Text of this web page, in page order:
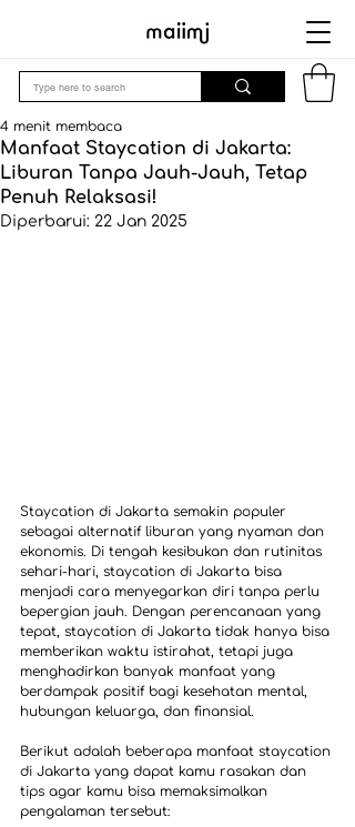
Manfaat Staycation di Jakarta:
Liburan Tanpa Jauh-Jauh, Tetap
Penuh Relaksasi!
4 menit membaca
Diperbarui: 22 Jan 2025
Staycation di Jakarta semakin populer
sebagai alternatif liburan yang nyaman dan
ekonomis. Di tengah kesibukan dan rutinitas
sehari-hari, staycation di Jakarta bisa
menjadi cara menyegarkan diri tanpa perlu
bepergian jauh. Dengan perencanaan yang
tepat, staycation di Jakarta tidak hanya bisa
memberikan waktu istirahat, tetapi juga
menghadirkan banyak manfaat yang
berdampak positif bagi kesehatan mental,
hubungan keluarga, dan finansial.
Berikut adalah beberapa manfaat staycation
di Jakarta yang dapat kamu rasakan dan
tips agar kamu bisa memaksimalkan
pengalaman tersebut: